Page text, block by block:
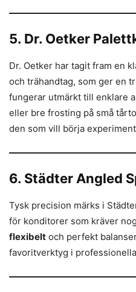
5. Dr. Oetker
Dr. Oetker har tagit fram en
och trähandtag, som ger en
fungerar utmärkt till enklare
eller bre frosting på små
den som vill börja
6. Städter Angled
Tysk precision märks i
för konditorer som kräver
flexibelt och perfekt
favoritverktyg i